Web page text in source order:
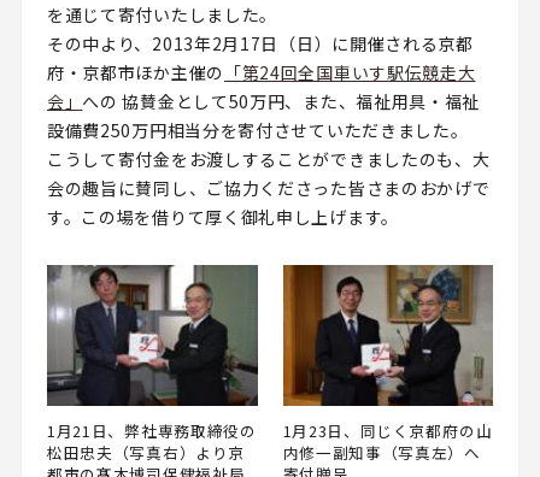
を通じて寄付いたしました。
その中より、2013年2月17日（日）に開催される京都
府・京都市ほか主催の 「第24回全国車いす駅伝競走大
会」 への 協賛金として50万円、また、福祉用具・福祉
設備費250万円相当分を寄付させていただきました。
こうして寄付金をお渡しすることができましたのも、大
会の趣旨に賛同し、ご協力くださった皆さまのおかげで
す。この場を借りて厚く御礼申し上げます。
1月21日、弊社専務取締役の
松田忠夫（写真右）より京
1月23日、同じく京都府の山
内修一副知事（写真左）へ